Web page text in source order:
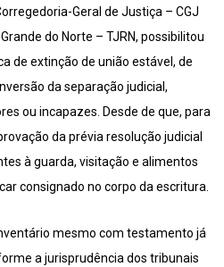
Geral de Justiça – CGJ
do Norte – TJRN, possibilitou
de extinção de união estável, de
da separação judicial,
ou incapazes. Desde de que, para
da prévia resolução judicial
à guarda, visitação e alimentos
consignado no corpo da escritura.
mesmo com testamento já
a jurisprudência dos tribunais